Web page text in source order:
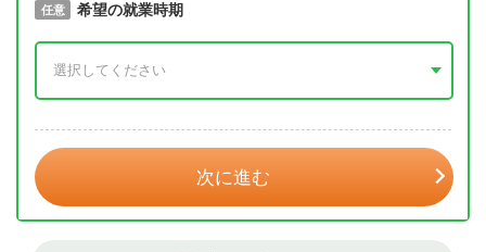
必須 取得予定年
任意 希望の就業時期
次に進む